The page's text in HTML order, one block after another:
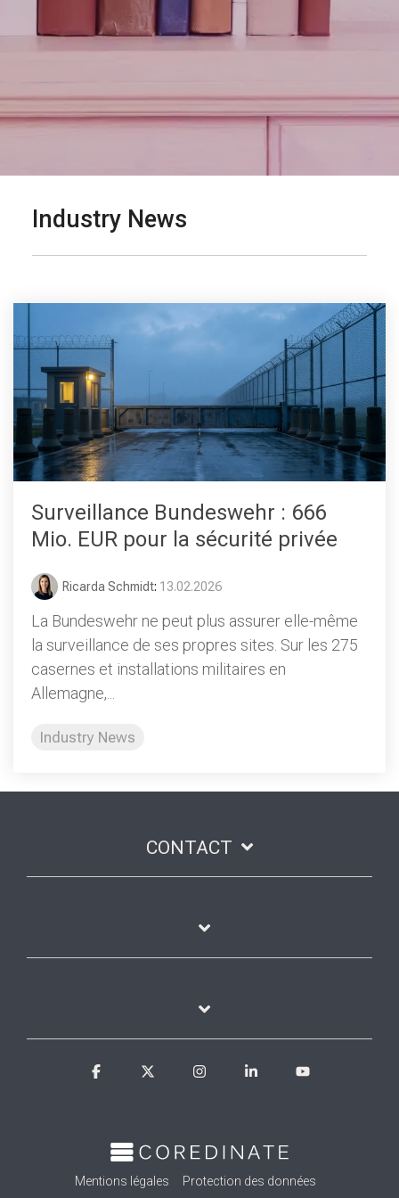
Industry News
Surveillance Bundeswehr : 666
Mio. EUR pour la sécurité privée
Ricarda Schmidt: 13.02.2026
La Bundeswehr ne peut plus assurer elle-même
la surveillance de ses propres sites. Sur les 275
casernes et installations militaires en
Allemagne,...
Industry News
CONTACT
Mentions légales Protection des données
Facebook InstagramLinkedin